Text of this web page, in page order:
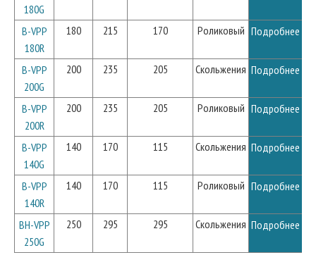
180G
B-VPP
180R
180 215 170 Роликовый Подробнее
B-VPP
200G
200 235 205 Скольжения Подробнее
B-VPP
200R
200 235 205 Роликовый Подробнее
B-VPP
140G
140 170 115 Скольжения Подробнее
B-VPP
140R
140 170 115 Роликовый Подробнее
BH-VPP
250G
250 295 295 Скольжения Подробнее